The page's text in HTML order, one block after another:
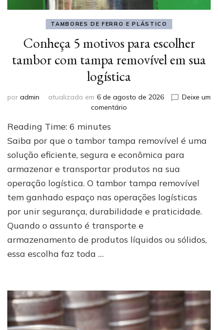
TAMBORES DE FERRO E PLÁSTICO
Conheça 5 motivos para escolher
tambor com tampa removível em sua
logística
por admin atualizado em 6 de agosto de 2026
Deixe um
comentário
motivos
para
escolher
tambor
com
tampa
removível
em
logística
Reading Time: 6 minutes
Saiba por que o tambor tampa removível é uma
solução eficiente, segura e econômica para
armazenar e transportar produtos na sua
operação logística. O tambor tampa removível
tem ganhado espaço nas operações logísticas
por unir segurança, durabilidade e praticidade.
Quando o assunto é transporte e
armazenamento de produtos líquidos ou sólidos,
essa escolha faz toda …